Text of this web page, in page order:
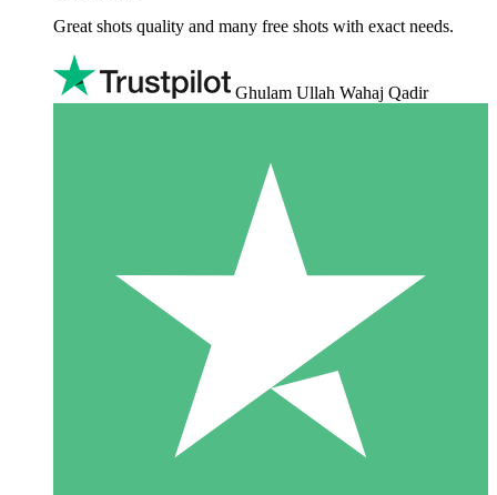
Great shots quality and many free shots with exact needs.
Ghulam Ullah Wahaj Qadir